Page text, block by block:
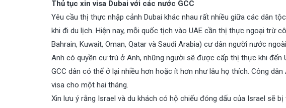
Thủ tục xin visa Dubai với các nước GCC
Yêu cầu thị thực nhập cảnh Dubai khác nhau rất nhiều giữa các dân
khi đi du lịch. Hiện nay, mỗi quốc tịch vào UAE cần thị thực ngoại trừ
Bahrain, Kuwait, Oman, Qatar và Saudi Arabia) cư dân người nước
Anh có quyền cư trú ở Anh, những người sẽ được cấp thị thực khi đến
GCC dân có thể ở lại nhiều hơn hoặc ít hơn như lâu họ thích. Công
visa cho một hai tháng.
Xin lưu ý rằng Israel và du khách có hộ chiếu đóng dấu của Israel sẽ